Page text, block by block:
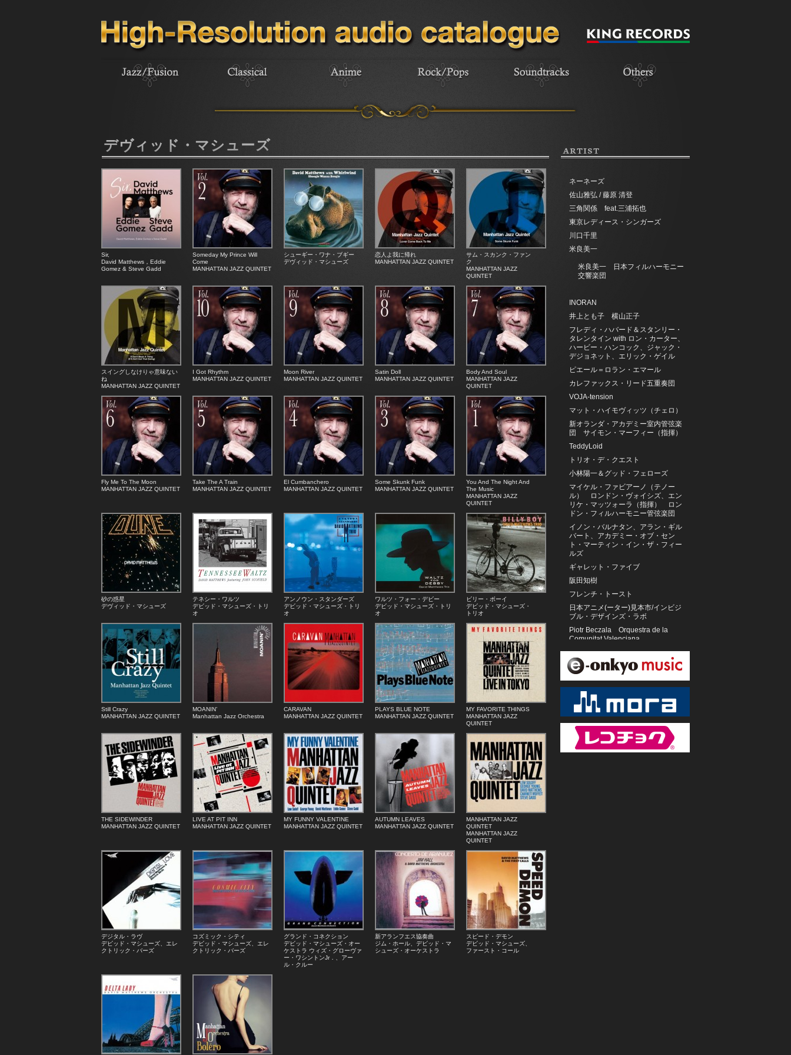
デヴィッド・マシューズ
Sir,
David Matthews，Eddie
Gomez & Steve Gadd
Someday My Prince Will
Come
MANHATTAN JAZZ QUINTET
シューギー・ワナ・ブギー
デヴィッド・マシューズ
恋人よ我に帰れ
MANHATTAN JAZZ QUINTET
サム・スカンク・ファン
ク
MANHATTAN JAZZ
QUINTET
スイングしなけりゃ意味ない
ね
MANHATTAN JAZZ QUINTET
I Got Rhythm
MANHATTAN JAZZ QUINTET
Moon River
MANHATTAN JAZZ QUINTET
Satin Doll
MANHATTAN JAZZ QUINTET
Body And Soul
MANHATTAN JAZZ
QUINTET
Fly Me To The Moon
MANHATTAN JAZZ QUINTET
Take The A Train
MANHATTAN JAZZ QUINTET
El Cumbanchero
MANHATTAN JAZZ QUINTET
Some Skunk Funk
MANHATTAN JAZZ QUINTET
You And The Night And
The Music
MANHATTAN JAZZ
QUINTET
砂の惑星
デヴィッド・マシューズ
テネシー・ワルツ
デビッド・マシューズ・トリ
オ
アンノウン・スタンダーズ
デビッド・マシューズ・トリ
オ
ワルツ・フォー・デビー
デビッド・マシューズ・トリ
オ
ビリー・ボーイ
デビッド・マシューズ・
トリオ
Still Crazy
MANHATTAN JAZZ QUINTET
MOANIN’
Manhattan Jazz Orchestra
CARAVAN
MANHATTAN JAZZ QUINTET
PLAYS BLUE NOTE
MANHATTAN JAZZ QUINTET
MY FAVORITE THINGS
MANHATTAN JAZZ
QUINTET
THE SIDEWINDER
MANHATTAN JAZZ QUINTET
LIVE AT PIT INN
MANHATTAN JAZZ QUINTET
MY FUNNY VALENTINE
MANHATTAN JAZZ QUINTET
AUTUMN LEAVES
MANHATTAN JAZZ QUINTET
MANHATTAN JAZZ
QUINTET
MANHATTAN JAZZ
QUINTET
デジタル・ラヴ
デビッド・マシューズ、エレ
クトリック・バーズ
コズミック・シティ
デビッド・マシューズ、エレ
クトリック・バーズ
グランド・コネクション
デビッド・マシューズ・オー
ケストラ ウィズ・グローヴァ
ー・ワシントンJr．、アー
ル・クルー
新アランフエス協奏曲
ジム・ホール、デビッド・マ
シューズ・オーケストラ
スピード・デモン
デビッド・マシューズ、
ファースト・コール
ARTIST
ネーネーズ
佐山雅弘 / 藤原 清登
三角関係 feat.三浦拓也
東京レディース・シンガーズ
川口千里
米良美一
米良美一 日本フィルハーモニー
交響楽団
INORAN
井上とも子 横山正子
フレディ・ハバード＆スタンリー・
タレンタイン with ロン・カーター、
ハービー・ハンコック、ジャック・
デジョネット、エリック・ゲイル
ピエール＝ロラン・エマール
カレファックス・リード五重奏団
VOJA-tension
マット・ハイモヴィッツ（チェロ）
新オランダ・アカデミー室内管弦楽
団 サイモン・マーフィー（指揮）
TeddyLoid
トリオ・デ・クエスト
小林陽一＆グッド・フェローズ
マイケル・ファビアーノ（テノー
ル） ロンドン・ヴォイシズ、エン
リケ・マッツォーラ（指揮） ロン
ドン・フィルハーモニー管弦楽団
イノン・バルナタン、アラン・ギル
バート、アカデミー・オブ・セン
ト・マーティン・イン・ザ・フィー
ルズ
ギャレット・ファイブ
阪田知樹
フレンチ・トースト
日本アニメ(ーター)見本市/インビジ
ブル・デザインズ・ラボ
Piotr Beczala Orquestra de la
Comunitat Valenciana
ホセイン・アリーザーデ
T.S.マハーリンガ・グルッカル
東京フィルハーモニー交響楽団
斉藤恒芳
グナ・ウィナンガン
Bolot Bairyshev
聖ヶ丘教会聖歌隊